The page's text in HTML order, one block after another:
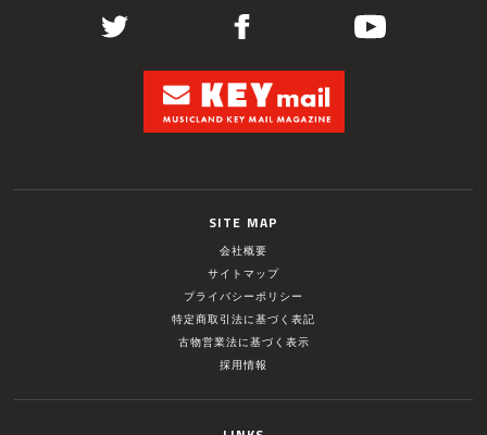
SITE MAP
会社概要
サイトマップ
プライバシーポリシー
特定商取引法に基づく表記
古物営業法に基づく表示
採用情報